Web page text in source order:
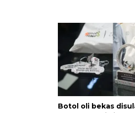
Botol oli bekas